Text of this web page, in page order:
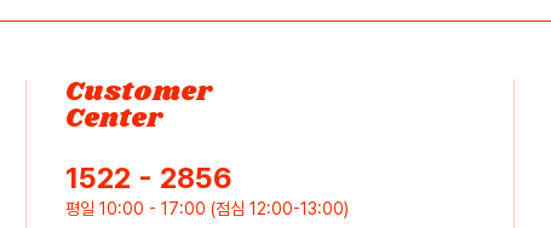
Customer
Center
1522 - 2856
평일 10:00 - 17:00 (점심 12:00-13:00)